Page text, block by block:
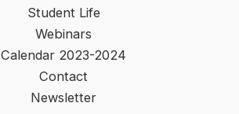
Student Life
Webinars
Calendar 2023-2024
Contact
Newsletter